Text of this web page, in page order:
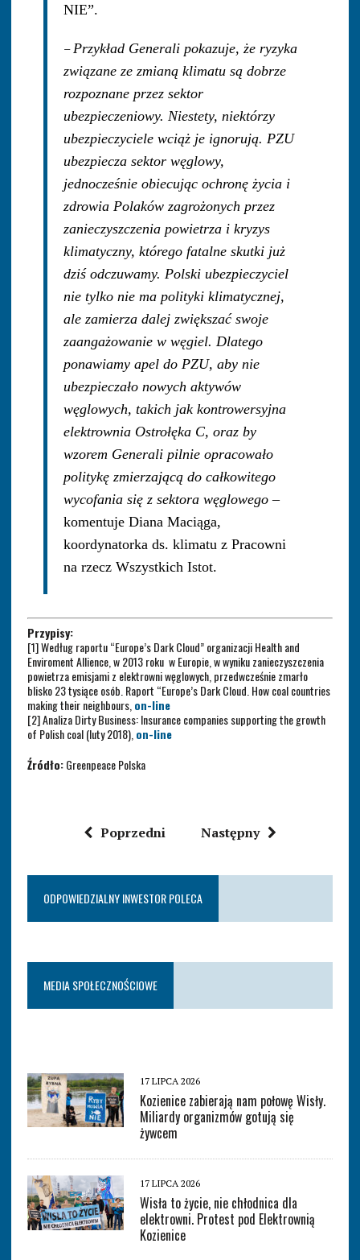
NIE”.
–Przykład Generali pokazuje, że ryzyka
związane ze zmianą klimatu są dobrze
rozpoznane przez sektor
ubezpieczeniowy. Niestety, niektórzy
ubezpieczyciele wciąż je ignorują. PZU
ubezpiecza sektor węglowy,
jednocześnie obiecując ochronę życia i
zdrowia Polaków zagrożonych przez
zanieczyszczenia powietrza i kryzys
klimatyczny, którego fatalne skutki już
dziś odczuwamy. Polski ubezpieczyciel
nie tylko nie ma polityki klimatycznej,
ale zamierza dalej zwiększać swoje
zaangażowanie w węgiel. Dlatego
ponawiamy apel do PZU, aby nie
ubezpieczało nowych aktywów
węglowych, takich jak kontrowersyjna
elektrownia Ostrołęka C, oraz by
wzorem Generali pilnie opracowało
politykę zmierzającą do całkowitego
wycofania się z sektora węglowego–
komentuje Diana Maciąga,
koordynatorka ds. klimatu z Pracowni
na rzecz Wszystkich Istot.
Przypisy:
[1] Według raportu “Europe’s Dark Cloud” organizacji Health and
Enviroment Allience, w 2013 roku w Europie, w wyniku zanieczyszczenia
powietrza emisjami z elektrowni węglowych, przedwcześnie zmarło
blisko 23 tysiące osób.Raport “Europe’s Dark Cloud. How coal countries
making their neighbours,on-line
[2] AnalizaDirty Business: Insurance companies supporting the growth
of Polish coal (luty 2018),on-line
Źródło:Greenpeace Polska
Poprzedni Następny
ODPOWIEDZIALNY INWESTOR POLECA
MEDIA SPOŁECZNOŚCIOWE
17 LIPCA 2026
Kozienice zabierają nam połowę Wisły.
Miliardy organizmów gotują się
żywcem
17 LIPCA 2026
Wisła to życie, nie chłodnica dla
elektrowni. Protest pod Elektrownią
Kozienice